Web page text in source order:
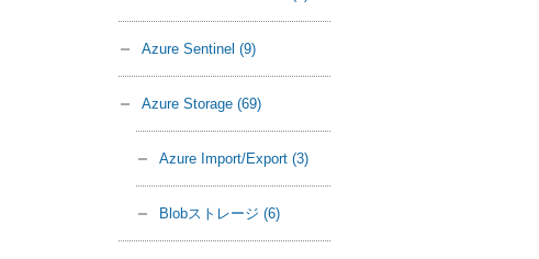
Azure Sentinel (9)
Azure Storage (69)
Azure Import/Export (3)
Blobストレージ (6)